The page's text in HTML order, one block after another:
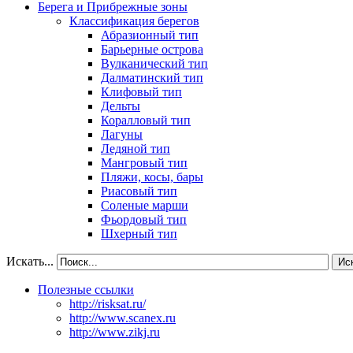
Берега и Прибрежные зоны
Классификация берегов
Абразионный тип
Барьерные острова
Вулканический тип
Далматинский тип
Клифовый тип
Дельты
Коралловый тип
Лагуны
Ледяной тип
Мангровый тип
Пляжи, косы, бары
Риасовый тип
Соленые марши
Фьордовый тип
Шхерный тип
Искать...
Полезные ссылки
http://risksat.ru/
http://www.scanex.ru
http://www.zikj.ru